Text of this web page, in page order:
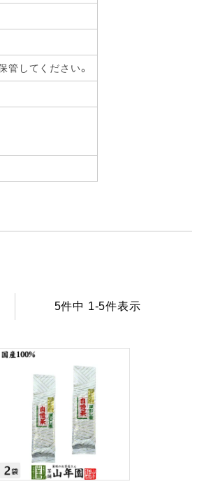
管してください。
5件中 1-5件表示